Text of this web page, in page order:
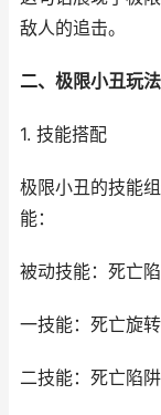
敌人的追击。
二、极限小丑玩
1. 技能搭配
极限小丑的技能
能：
被动技能：死亡
一技能：死亡旋转
二技能：死亡陷阱